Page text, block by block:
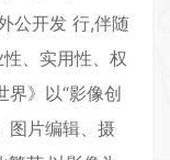
公开发 行,伴随
、实用性、权
界》以“影像创
图片编辑、摄